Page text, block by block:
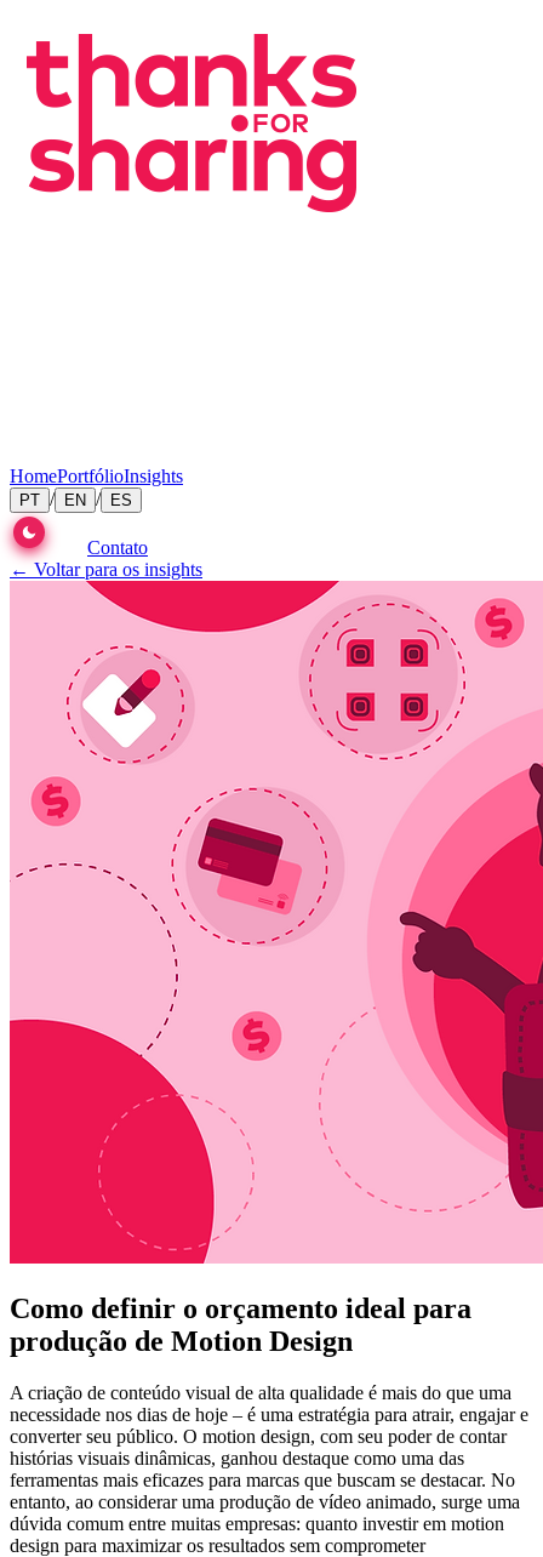
HomePortfólioInsights
PT / EN / ES
Contato
← Voltar para os insights
Como definir o orçamento ideal para
produção de Motion Design
A criação de conteúdo visual de alta qualidade é mais do que uma
necessidade nos dias de hoje – é uma estratégia para atrair, engajar e
converter seu público. O motion design, com seu poder de contar
histórias visuais dinâmicas, ganhou destaque como uma das
ferramentas mais eficazes para marcas que buscam se destacar. No
entanto, ao considerar uma produção de vídeo animado, surge uma
dúvida comum entre muitas empresas: quanto investir em motion
design para maximizar os resultados sem comprometer